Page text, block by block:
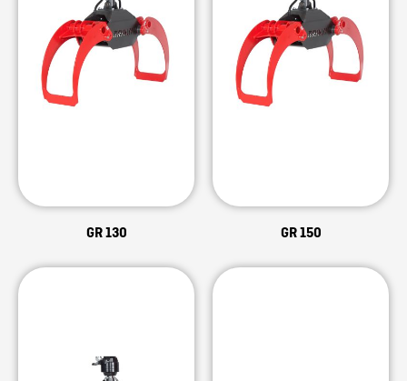
GR 130 GR 150